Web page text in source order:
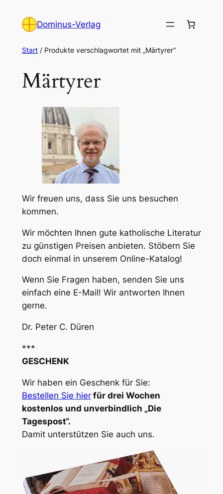
Inhalt
Dominus-Verlag
Start/ Produkte verschlagwortet mit „Märtyrer“
Märtyrer
Wir freuen uns, dass Sie uns besuchen
kommen.
Wir möchten Ihnen gute katholische Literatur
zu günstigen Preisen anbieten. Stöbern Sie
doch einmal in unserem Online-Katalog!
Wenn Sie Fragen haben, senden Sie uns
einfach eine E-Mail! Wir antworten Ihnen
gerne.
Dr. Peter C. Düren
***
GESCHENK
Wir haben ein Geschenk für Sie:
Bestellen Sie hier für drei Wochen
kostenlos und unverbindlich „Die
Tagespost“.
Damit unterstützen Sie auch uns.